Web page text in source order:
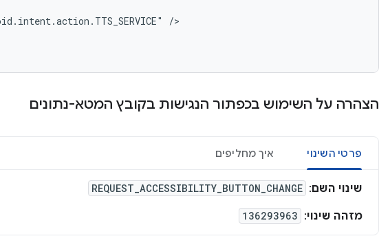
הצהרה על השימוש בכפתור הנגישות בקובץ המטא-נתונים
פרטי השינוי איך מחליפים
שינוי השם:
REQUEST_ACCESSIBILITY_BUTTON_CHANGE
מזהה שינוי:
136293963